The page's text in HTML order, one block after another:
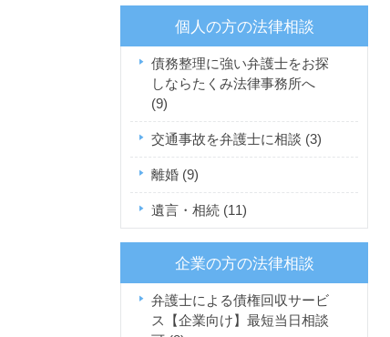
個人の方の法律相談
債務整理に強い弁護士をお探
しならたくみ法律事務所へ
(9)
交通事故を弁護士に相談 (3)
離婚 (9)
遺言・相続 (11)
企業の方の法律相談
弁護士による債権回収サービ
ス【企業向け】最短当日相談